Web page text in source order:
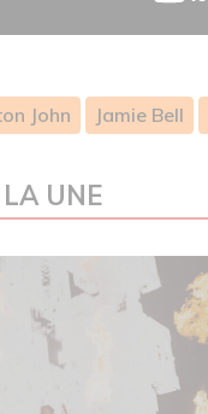
John Jamie Bell
UNE